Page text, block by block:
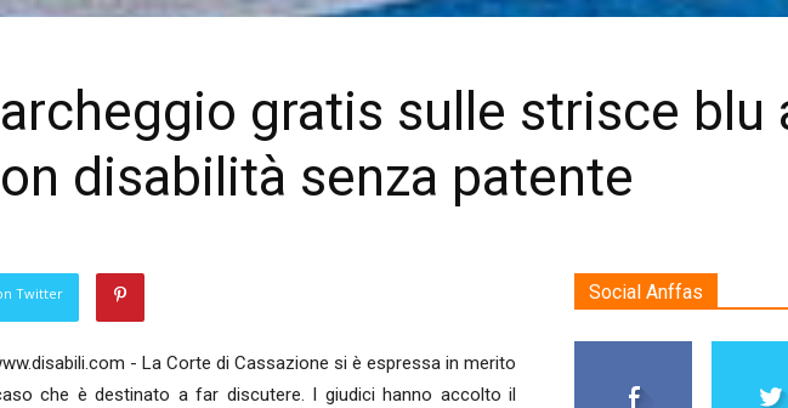
gratis sulle strisce blu
disabilità senza patente
Twitter
- La Corte di Cassazione si è espressa in merito
che è destinato a far discutere. I giudici hanno accolto il
Social Anffas